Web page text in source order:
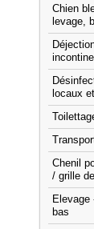
Chien
levage,
locaux
Chenil
/ grille
bas